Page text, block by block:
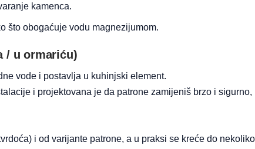
kamenca.
što obogaćuje vodu magnezijumom.
/ u ormariću)
vode i postavlja u kuhinjski element.
i projektovana je da patrone zamijeniš brzo i
i od varijante patrone, a u praksi se kreće do